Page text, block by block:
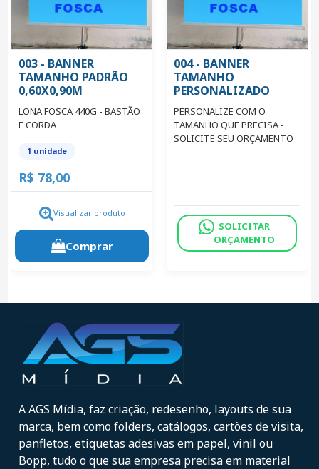
003 - BANNER
TAMANHO PADRÃO
0,60X0,90M
LONA FOSCA 440G - BASTÃO
E CORDA
1 unidade
R$ 78,00
Visualizar produto
Comprar
004 - BANNER
TAMANHO
PERSONALIZADO
PERSONALIZE COM O
TAMANHO QUE PRECISA -
SOLICITE SEU ORÇAMENTO
SOLICITAR
ORÇAMENTO
A AGS Mídia, faz criação, redesenho, layouts de sua
marca, bem como folders, catálogos, cartões de visita,
panfletos, etiquetas adesivas em papel, vinil ou
Bopp, tudo o que sua empresa precisa em material